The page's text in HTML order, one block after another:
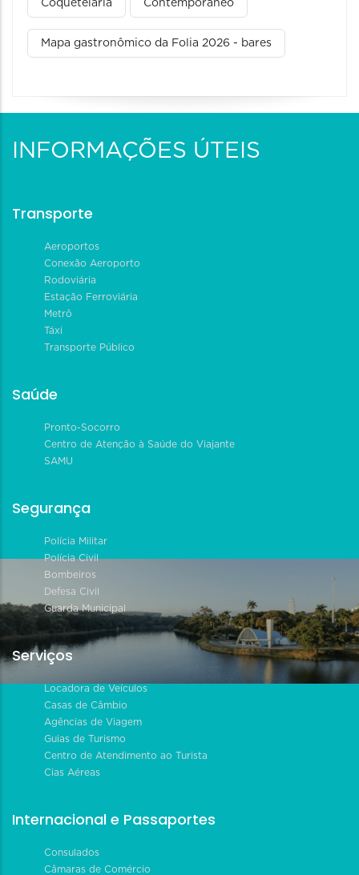
Coquetelaria Contemporâneo
Mapa gastronômico da Folia 2026 - bares
INFORMAÇÕES ÚTEIS
Transporte
Aeroportos
Conexão Aeroporto
Rodoviária
Estação Ferroviária
Metrô
Táxi
Transporte Público
Saúde
Pronto-Socorro
Centro de Atenção à Saúde do Viajante
SAMU
Segurança
Polícia Militar
Polícia Civil
Bombeiros
Defesa Civil
Guarda Municipal
Serviços
Locadora de Veículos
Casas de Câmbio
Agências de Viagem
Guias de Turismo
Centro de Atendimento ao Turista
Cias Aéreas
Internacional e Passaportes
Consulados
Câmaras de Comércio